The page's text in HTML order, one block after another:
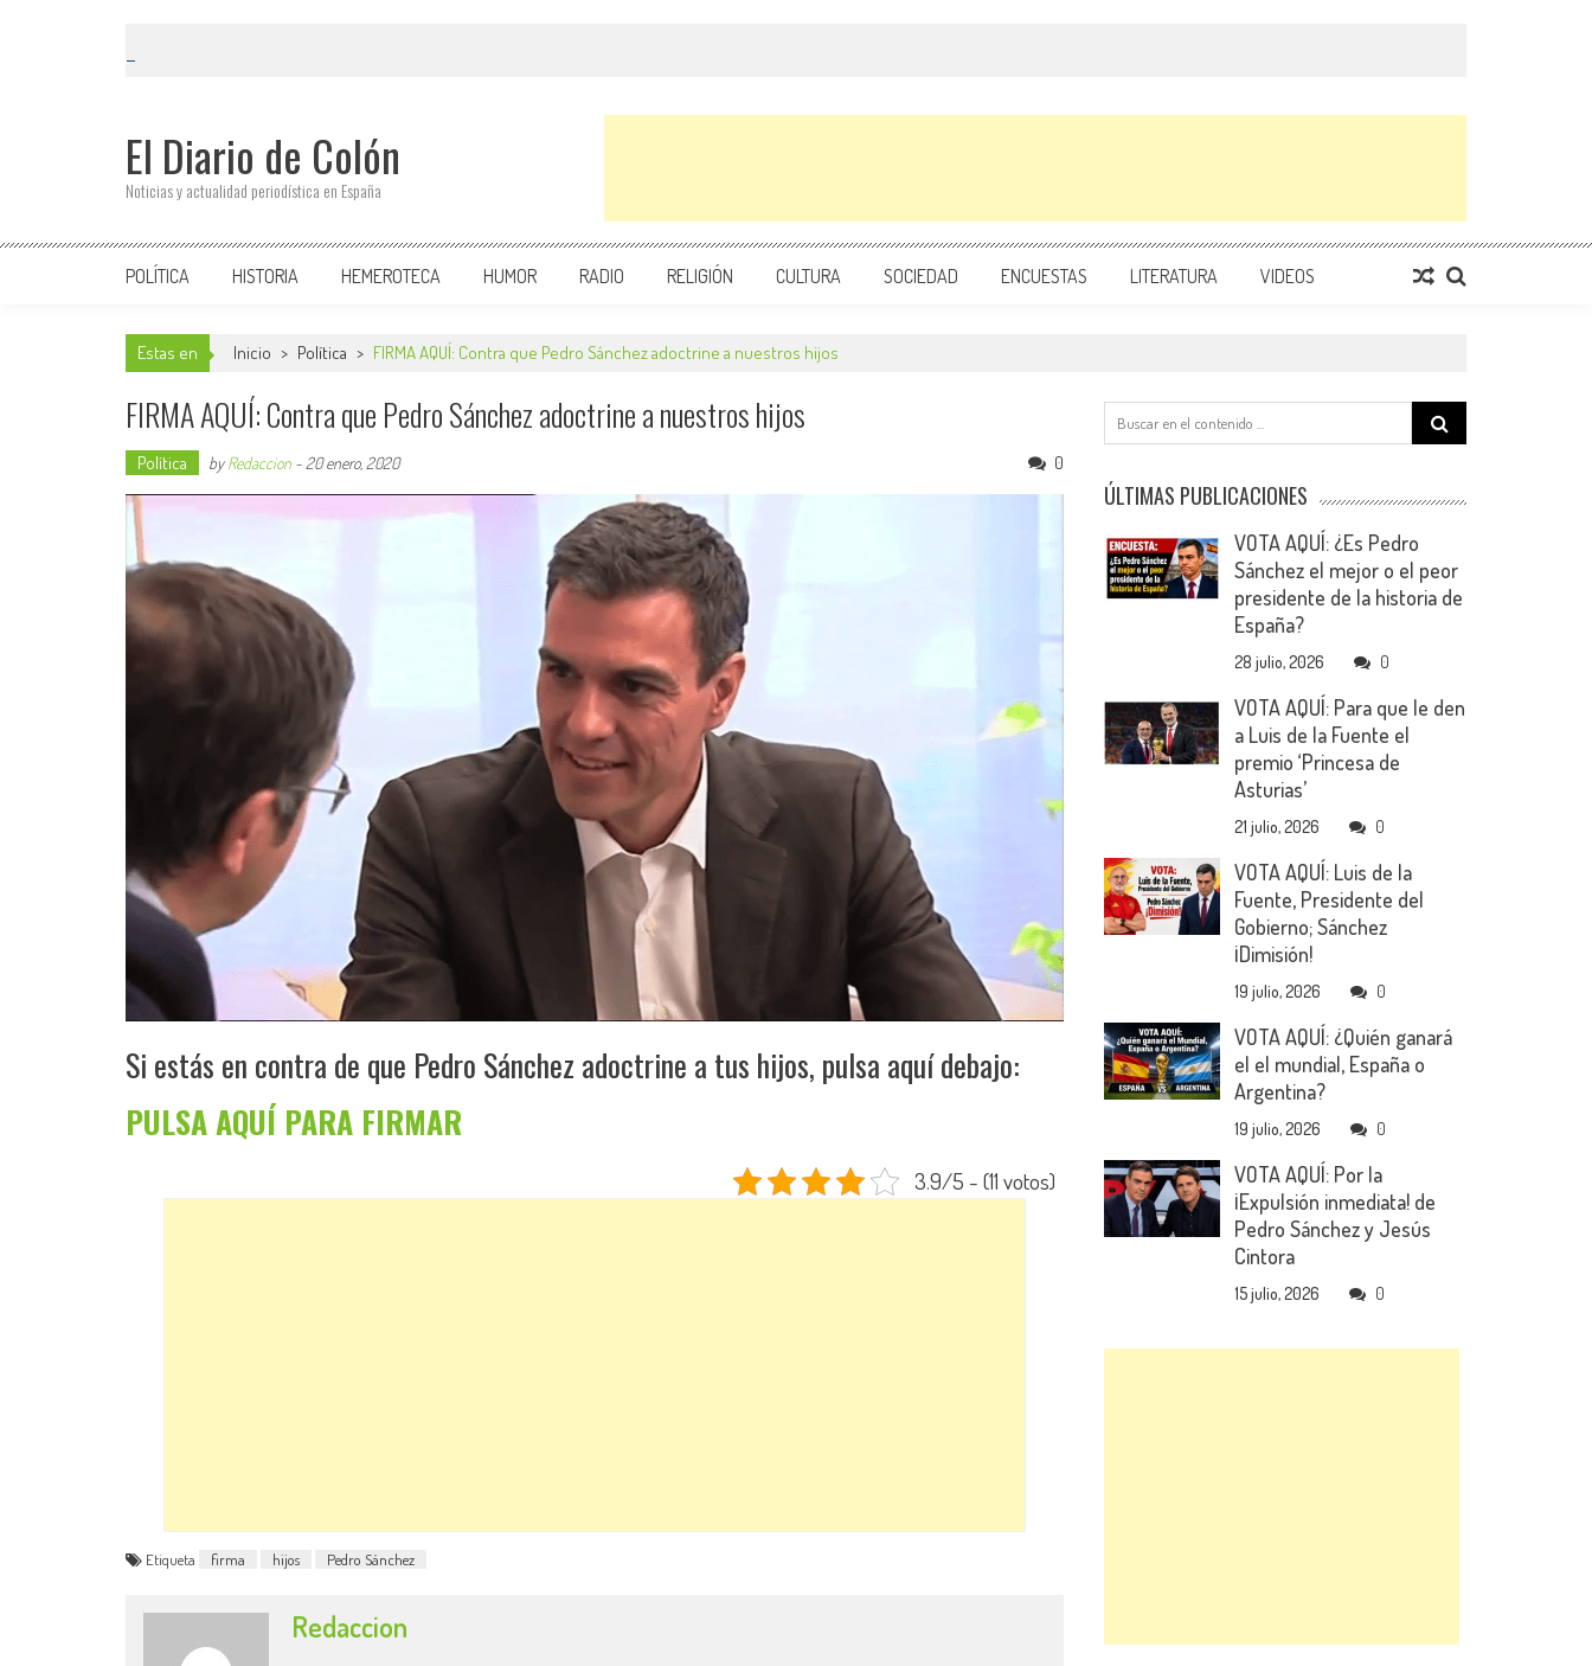
El Diario de Colón
Noticias y actualidad periodística en España
POLÍTICA HISTORIA HEMEROTECA HUMOR RADIO RELIGIÓN CULTURA SOCIEDAD ENCUESTAS LITERATURA VIDEOS
Estas en Inicio > Política > FIRMA AQUÍ: Contra que Pedro Sánchez adoctrine a nuestros hijos
FIRMA AQUÍ: Contra que Pedro Sánchez adoctrine a nuestros hijos
Política byRedaccion - 20 enero, 2020 0
Si estás en contra de que Pedro Sánchez adoctrine a tus hijos, pulsa aquí debajo:
PULSA AQUÍ PARA FIRMAR
3.9/5 - (11 votos)
Etiqueta firma hijos Pedro Sánchez
Redaccion
Search
for:
ÚLTIMAS PUBLICACIONES
VOTA AQUÍ: ¿Es Pedro
Sánchez el mejor o el peor
presidente de la historia de
España?
28 julio, 2026 0
VOTA AQUÍ: Para que le den
a Luis de la Fuente el
premio ‘Princesa de
Asturias’
21 julio, 2026 0
VOTA AQUÍ: Luis de la
Fuente, Presidente del
Gobierno; Sánchez
¡Dimisión!
19 julio, 2026 0
VOTA AQUÍ: ¿Quién ganará
el el mundial, España o
Argentina?
19 julio, 2026 0
VOTA AQUÍ: Por la
¡Expulsión inmediata! de
Pedro Sánchez y Jesús
Cintora
15 julio, 2026 0